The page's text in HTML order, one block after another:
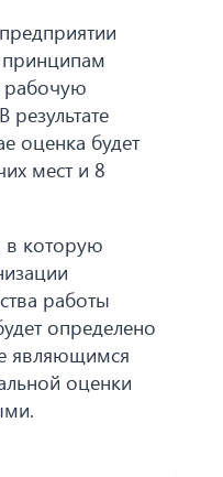
принципам
рабочую
оценка будет
мест и 8
в которую
работы
определено
являющимся
оценки